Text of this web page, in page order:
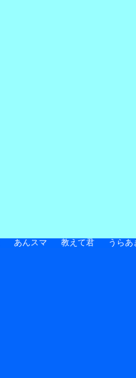
あんスマ 教えて君 うらあ